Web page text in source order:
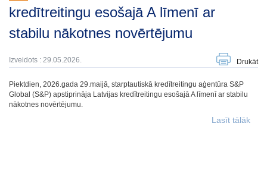
kredītreitingu esošajā A līmenī ar
stabilu nākotnes novērtējumu
Izveidots : 29.05.2026. Drukāt
Piektdien, 2026.gada 29.maijā, starptautiskā kredītreitingu aģentūra S&P
Global (S&P) apstiprināja Latvijas kredītreitingu esošajā A līmenī ar stabilu
nākotnes novērtējumu.
Lasīt tālāk